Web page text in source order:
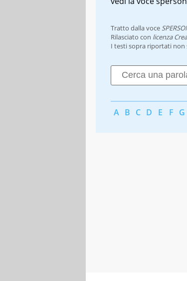
Tratto dalla voce
Rilasciato con licenza
I testi sopra riportati non
A B C D E F G